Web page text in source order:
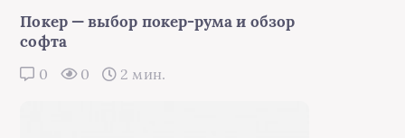
Покер — выбор покер-рума и обзор
софта
0 0 2 мин.